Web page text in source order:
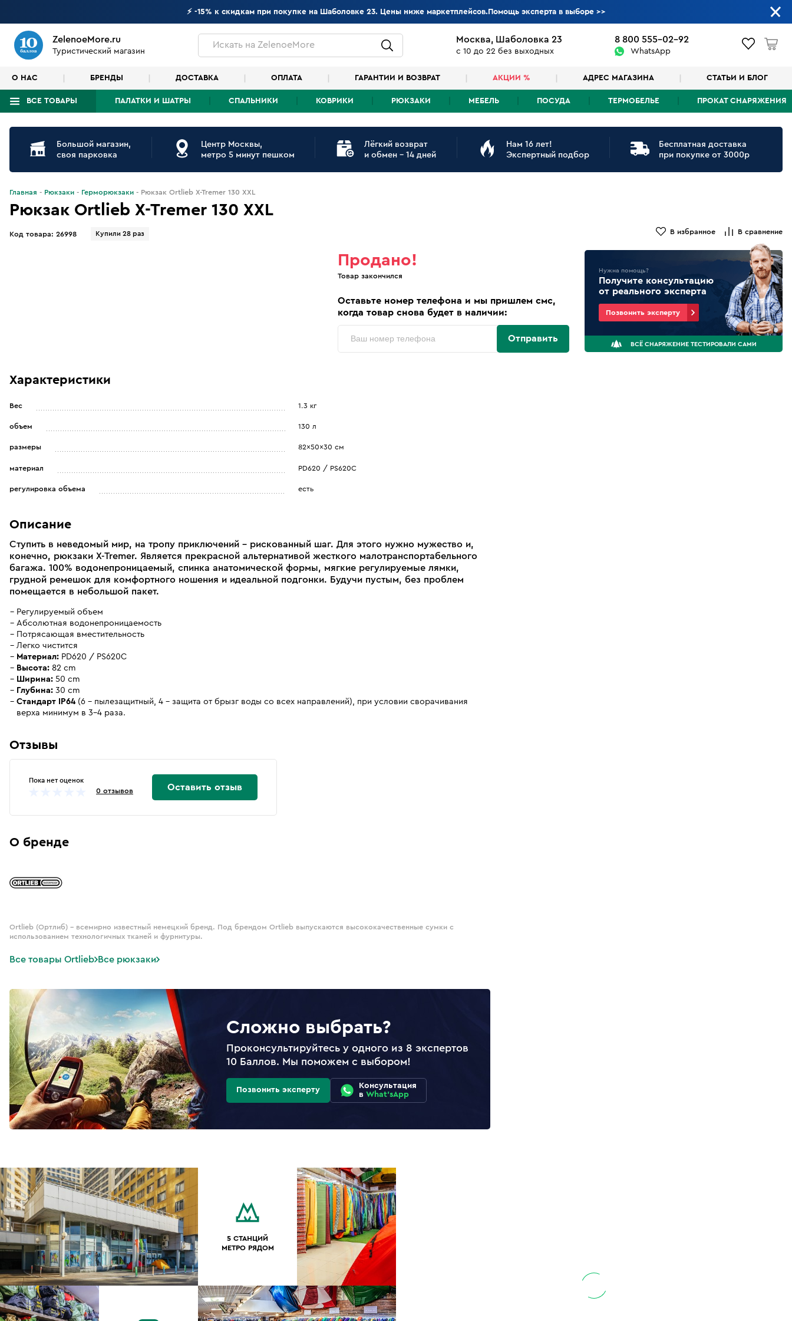
⚡ -15% к скидкам при покупке на Шаболовке 23. Цены ниже маркетплейсов.Помощь эксперта в выборе>>
ZelenoeMore.ru
Туристический магазин
Искатьна ZelenoeMore
Москва, Шаболовка 23
с 10 до 22 без выходных
8 800 555-02-92
WhatsApp
О НАС БРЕНДЫ ДОСТАВКА ОПЛАТА ГАРАНТИИ И ВОЗВРАТ АКЦИИ % АДРЕС МАГАЗИНА СТАТЬИ И БЛОГ
ВСЕ ТОВАРЫ ПАЛАТКИ И ШАТРЫ СПАЛЬНИКИ КОВРИКИ РЮКЗАКИ МЕБЕЛЬ ПОСУДА ТЕРМОБЕЛЬЕ ПРОКАТ СНАРЯЖЕНИЯ
Что будем искать?
Большой магазин,
своя парковка
Центр Москвы,
метро 5 минут пешком
Лёгкий возврат
и обмен - 14 дней
Нам 16 лет!
Экспертный подбор
Бесплатная доставка
при покупке от 3000р
Главная Рюкзаки Герморюкзаки Рюкзак Ortlieb X-Tremer 130 XXL
Рюкзак Ortlieb X-Tremer 130 XXL
Код товара: 26998 Купили 28 раз В избранное В сравнение
Продано!
Товар закончился
Оставьте номер телефона и мы пришлем смс,
когда товар снова будет в наличии:
Отправить
Нужна помощь?
Получите консультацию
от реального эксперта
Позвонить эксперту
ВСЁ СНАРЯЖЕНИЕ ТЕСТИРОВАЛИ САМИ
Характеристики
Вес 1.3 кг
объем 130 л
размеры 82x50x30 см
материал PD620 / PS620C
регулировка объема есть
Описание
Ступить в неведомый мир, на тропу приключений - рискованный шаг. Для этого нужно мужество и,
конечно, рюкзаки X-Tremer. Является прекрасной альтернативой жесткого малотранспортабельного
багажа. 100% водонепроницаемый, спинка анатомической формы, мягкие регулируемые лямки,
грудной ремешок для комфортного ношения и идеальной подгонки. Будучи пустым, без проблем
помещается в небольшой пакет.
Регулируемый объем
Абсолютная водонепроницаемость
Потрясающая вместительность
Легко чистится
Материал: PD620 / PS620C
Высота: 82 cm
Ширина: 50 cm
Глубина: 30 cm
Стандарт IP64(6 - пылезащитный, 4 - защита от брызг воды со всех направлений), при условии сворачивания
верха минимум в 3-4 раза.
Отзывы
Пока нет оценок
0 отзывов Оставить отзыв
О бренде
Ortlieb (Ортлиб) – всемирно известный немецкий бренд. Под брендом Ortlieb выпускаются высококачественные сумки с
использованием технологичных тканей и фурнитуры.
Все товары Ortlieb Все рюкзаки
Сложно выбрать?
Проконсультируйтесь у одного из 8 экспертов
10 Баллов. Мы поможем с выбором!
Позвонить эксперту
Консультация
в What'sApp
5 СТАНЦИЙ
МЕТРО РЯДОМ